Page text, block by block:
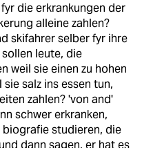
die erkrankungen der
alleine zahlen?
skifahrer selber fyr ihre
leute, die
weil sie einen zu hohen
salz ins essen tun,
zahlen? 'von and'
schwer erkranken,
studieren, die
dann sagen, er hat es